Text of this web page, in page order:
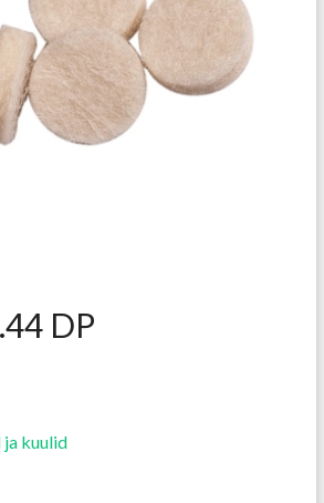
DP
kuulid